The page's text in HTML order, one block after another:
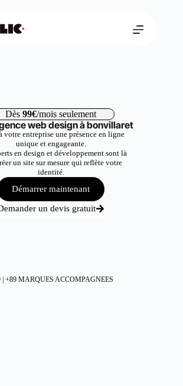
Dès 99€/mois seulement
web design à bonvillaret
votre entreprise une présence en ligne
unique et engageante.
en design et développement sont là
un site sur mesure qui reflète votre
identité.
Démarrer maintenant
un devis gratuit
| +89 MARQUES ACCOMPAGNEES